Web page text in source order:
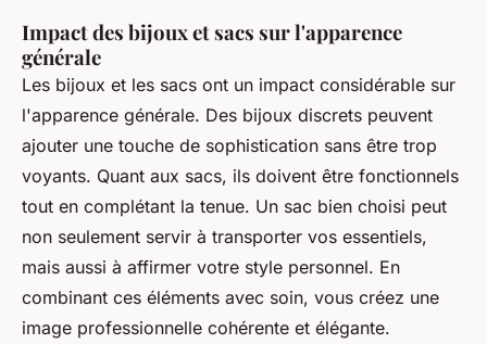
Impact des bijoux et sacs sur l'apparence
générale
Les bijoux et les sacs ont un impact considérable sur
l'apparence générale. Des bijoux discrets peuvent
ajouter une touche de sophistication sans être trop
voyants. Quant aux sacs, ils doivent être fonctionnels
tout en complétant la tenue. Un sac bien choisi peut
non seulement servir à transporter vos essentiels,
mais aussi à affirmer votre style personnel. En
combinant ces éléments avec soin, vous créez une
image professionnelle cohérente et élégante.